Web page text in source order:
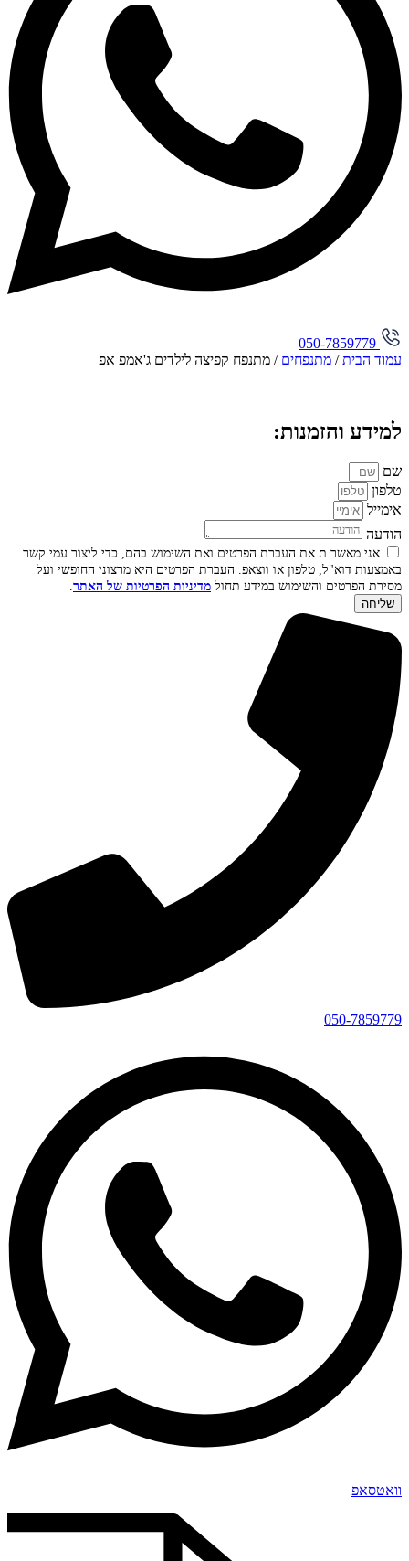
050-7859779
עמוד הבית/ מתנפחים / מתנפח קפיצה לילדים ג'אמפ אפ
למידע והזמנות:
שם
טלפון
אימייל
הודעה
אני מאשר.ת את העברת הפרטים ואת השימוש בהם, כדי ליצור עמי קשר
באמצעות דוא"ל, טלפון או ווצאפ. העברת הפרטים היא מרצוני החופשי ועל
מסירת הפרטים והשימוש במידע תחול מדיניות הפרטיות של האתר
שליחה
050-7859779
וואטסאפ